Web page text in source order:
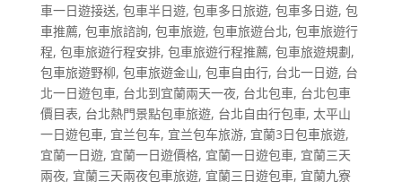
車一日遊接送, 包車半日遊, 包車多日旅遊, 包車多日遊, 包
車推薦, 包車旅諮詢, 包車旅遊, 包車旅遊台北, 包車旅遊行
程, 包車旅遊行程安排, 包車旅遊行程推薦, 包車旅遊規劃,
包車旅遊野柳, 包車旅遊金山, 包車自由行, 台北一日遊, 台
北一日遊包車, 台北到宜蘭兩天一夜, 台北包車, 台北包車
價目表, 台北熱門景點包車旅遊, 台北自由行包車, 太平山
一日遊包車, 宜兰包车, 宜兰包车旅游, 宜蘭3日包車旅遊,
宜蘭一日遊, 宜蘭一日遊價格, 宜蘭一日遊包車, 宜蘭三天
兩夜, 宜蘭三天兩夜包車旅遊, 宜蘭三日遊包車, 宜蘭九寮